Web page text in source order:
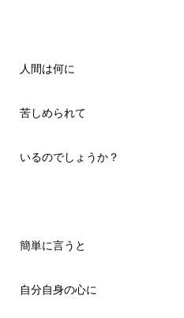
人間は何に
苦しめられて
いるのでしょうか？
簡単に言うと
自分自身の心に